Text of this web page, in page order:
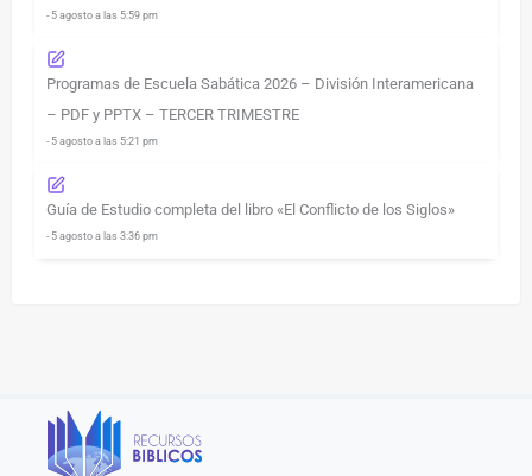
- 5 agosto a las 5:59 pm
Programas de Escuela Sabática 2026 – División Interamericana
– PDF y PPTX – TERCER TRIMESTRE
- 5 agosto a las 5:21 pm
Guía de Estudio completa del libro «El Conflicto de los Siglos»
- 5 agosto a las 3:36 pm